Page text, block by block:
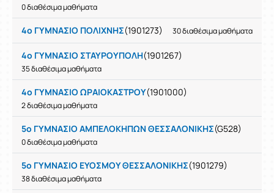
0 διαθέσιμα μαθήματα
4ο ΓΥΜΝΑΣΙΟ ΠΟΛΙΧΝΗΣ(1901273) 30 διαθέσιμα μαθήματα
4ο ΓΥΜΝΑΣΙΟ ΣΤΑΥΡΟΥΠΟΛΗ(1901267)
35 διαθέσιμα μαθήματα
4ο ΓΥΜΝΑΣΙΟ ΩΡΑΙΟΚΑΣΤΡΟΥ(1901000)
2 διαθέσιμα μαθήματα
5ο ΓΥΜΝΑΣΙΟ ΑΜΠΕΛΟΚΗΠΩΝ ΘΕΣΣΑΛΟΝΙΚΗΣ(G528)
0 διαθέσιμα μαθήματα
5ο ΓΥΜΝΑΣΙΟ ΕΥΟΣΜΟΥ ΘΕΣΣΑΛΟΝΙΚΗΣ(1901279)
38 διαθέσιμα μαθήματα